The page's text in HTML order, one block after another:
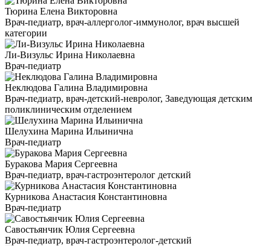
Тюрина Елена Викторовна
Врач-педиатр, врач-аллерголог-иммунолог, врач высшей
категории
Ли-Визульс Ирина Николаевна
Врач-педиатр
Неклюдова Галина Владимировна
Врач-педиатр, врач-детский-невролог, Заведующая детским
поликлиническим отделением
Шелухина Марина Ильинична
Врач-педиатр
Буракова Мария Сергеевна
Врач-педиатр, врач-гастроэнтеролог детский
Курникова Анастасия Константиновна
Врач-педиатр
Савостьянчик Юлия Сергеевна
Врач-педиатр, врач-гастроэнтеролог-детский